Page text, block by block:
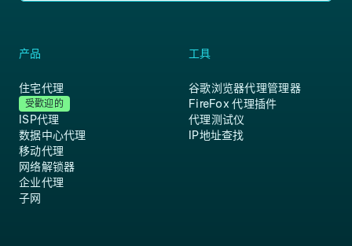
产品
住宅代理
受歡迎的
ISP代理
数据中心代理
移动代理
网络解锁器
企业代理
子网
工具
谷歌浏览器代理管理器
FireFox 代理插件
代理测试仪
IP地址查找